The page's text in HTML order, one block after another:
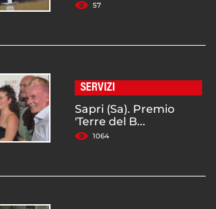
57
SERVIZI
Sapri (Sa). Premio
'Terre del B...
1064